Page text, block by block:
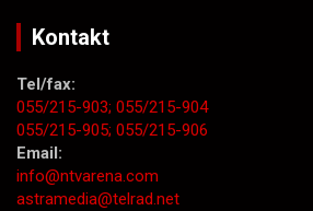
Kontakt
Tel/fax:
055/215-903; 055/215-904
055/215-905; 055/215-906
Email:
info@ntvarena.com
astramedia@telrad.net